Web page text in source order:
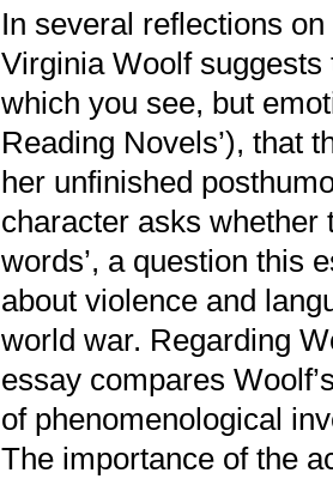
In several reflections
Virginia Woolf suggests
which you see, but
Reading Novels’), that
her unfinished
character asks whether
words’, a question this
about violence and
world war. Regarding
essay compares
of phenomenological
The importance of the